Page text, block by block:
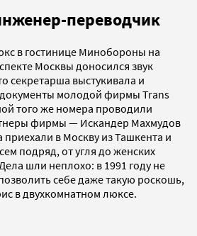
переводчик
в гостинице Минобороны на
Москвы доносился звук
секретарша выстукивала и
молодой фирмы Trans
того же номера проводили
фирмы — Искандер Махмудов
в Москву из Ташкента и
подряд, от угля до женских
шли неплохо: в 1991 году не
себе даже такую роскошь,
в двухкомнатном люксе.